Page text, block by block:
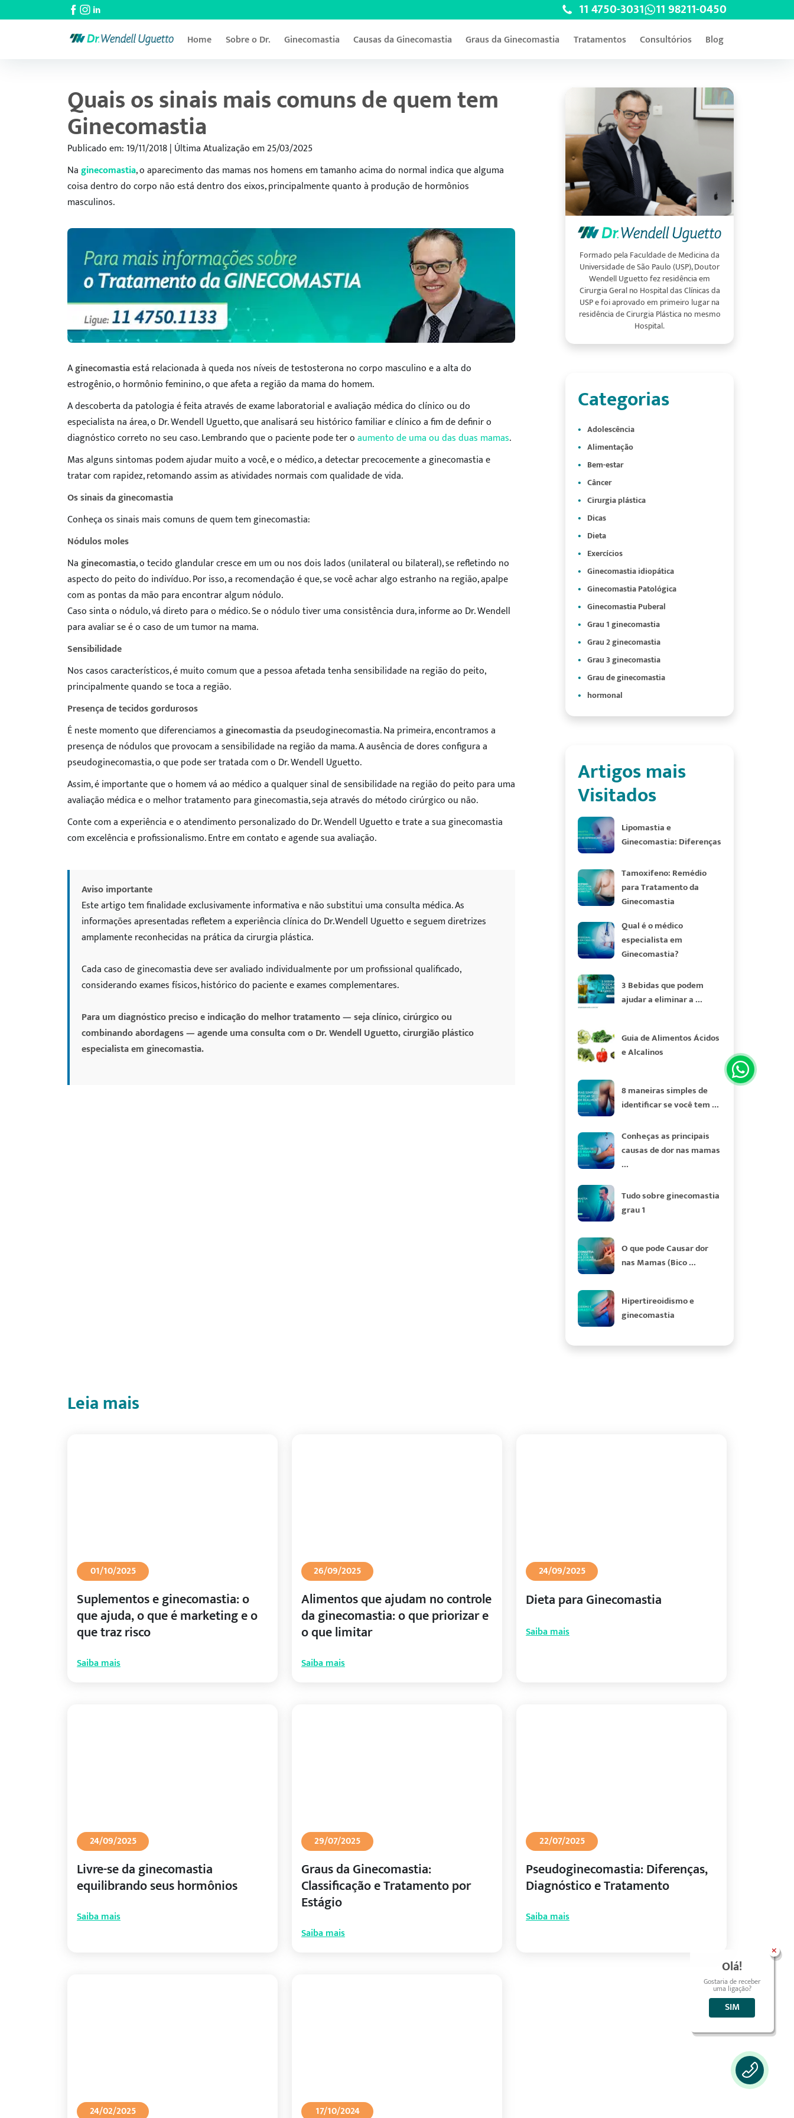
11 4750-3031 11 98211-0450
Home Sobre o Dr. Ginecomastia Causas da Ginecomastia Graus da Ginecomastia Tratamentos Consultórios Blog
Quais os sinais mais comuns de quem tem
Ginecomastia
Publicado em: 19/11/2018 | Última Atualização em 25/03/2025
Naginecomastia, o aparecimento das mamas nos homens em tamanho acima do normal indica que alguma
coisa dentro do corpo não está dentro dos eixos, principalmente quanto à produção de hormônios
masculinos.
Aginecomastiaestá relacionada à queda nos níveis de testosterona no corpo masculino e a alta do
estrogênio, o hormônio feminino, o que afeta a região da mama do homem.
A descoberta da patologia é feita através de exame laboratorial e avaliação médica do clínico ou do
especialista na área, o Dr. Wendell Uguetto, que analisará seu histórico familiar e clínico a fim de definir o
diagnóstico correto no seu caso. Lembrando que o paciente pode ter oaumento de uma ou das duas mamas.
Mas alguns sintomas podem ajudar muito a você, e o médico, a detectar precocemente a ginecomastia e
tratar com rapidez, retomando assim as atividades normais com qualidade de vida.
Os sinais da ginecomastia
Conheça os sinais mais comuns de quem tem ginecomastia:
Nódulos moles
Naginecomastia, o tecido glandular cresce em um ou nos dois lados (unilateral ou bilateral), se refletindo no
aspecto do peito do indivíduo. Por isso, a recomendação é que, se você achar algo estranho na região, apalpe
com as pontas da mão para encontrar algum nódulo.
Caso sinta o nódulo, vá direto para o médico. Se o nódulo tiver uma consistência dura, informe ao Dr. Wendell
para avaliar se é o caso de um tumor na mama.
Sensibilidade
Nos casos característicos, é muito comum que a pessoa afetada tenha sensibilidade na região do peito,
principalmente quando se toca a região.
Presença de tecidos gordurosos
É neste momento que diferenciamos aginecomastiada pseudoginecomastia. Na primeira, encontramos a
presença de nódulos que provocam a sensibilidade na região da mama. A ausência de dores configura a
pseudoginecomastia, o que pode ser tratada com o Dr. Wendell Uguetto.
Assim, é importante que o homem vá ao médico a qualquer sinal de sensibilidade na região do peito para uma
avaliação médica e o melhor tratamento para ginecomastia, seja através do método cirúrgico ou não.
Conte com a experiência e o atendimento personalizado do Dr. Wendell Uguetto e trate a sua ginecomastia
com excelência e profissionalismo. Entre em contato e agende sua avaliação.
Aviso importante
Este artigo tem finalidade exclusivamente informativa e não substitui uma consulta médica. As
informações apresentadas refletem a experiência clínica do Dr. Wendell Uguetto e seguem diretrizes
amplamente reconhecidas na prática da cirurgia plástica.
Cada caso de ginecomastia deve ser avaliado individualmente por um profissional qualificado,
considerando exames físicos, histórico do paciente e exames complementares.
Para um diagnóstico preciso e indicação do melhor tratamento — seja clínico, cirúrgico ou
combinando abordagens — agende uma consulta com o Dr. Wendell Uguetto, cirurgião plástico
especialista em ginecomastia.
Formado pela Faculdade de Medicina da
Universidade de São Paulo (USP), Doutor
Wendell Uguetto fez residência em
Cirurgia Geral no Hospital das Clínicas da
USP e foi aprovado em primeiro lugar na
residência de Cirurgia Plástica no mesmo
Hospital.
Categorias
Adolescência
Alimentação
Bem-estar
Câncer
Cirurgia plástica
Dicas
Dieta
Exercícios
Ginecomastia idiopática
Ginecomastia Patológica
Ginecomastia Puberal
Grau 1 ginecomastia
Grau 2 ginecomastia
Grau 3 ginecomastia
Grau de ginecomastia
hormonal
Artigos mais
Visitados
Lipomastia e
Ginecomastia: Diferenças
Tamoxifeno: Remédio
para Tratamento da
Ginecomastia
Qual é o médico
especialista em
Ginecomastia?
3 Bebidas que podem
ajudar a eliminar a ...
Guia de Alimentos Ácidos
e Alcalinos
8 maneiras simples de
identificar se você tem ...
Conheças as principais
causas de dor nas mamas
...
Tudo sobre ginecomastia
grau 1
O que pode Causar dor
nas Mamas (Bico ...
Hipertireoidismo e
ginecomastia
Leia mais
01/10/2025
Suplementos e ginecomastia: o
que ajuda, o que é marketing e o
que traz risco
Saiba mais
26/09/2025
Alimentos que ajudam no controle
da ginecomastia: o que priorizar e
o que limitar
Saiba mais
24/09/2025
Dieta para Ginecomastia
Saiba mais
24/09/2025
Livre-se da ginecomastia
equilibrando seus hormônios
Saiba mais
29/07/2025
Graus da Ginecomastia:
Classificação e Tratamento por
Estágio
Saiba mais
22/07/2025
Pseudoginecomastia: Diferenças,
Diagnóstico e Tratamento
Saiba mais
24/02/2025 17/10/2024
Olá!
Gostaria de receber
uma ligação?
SIM